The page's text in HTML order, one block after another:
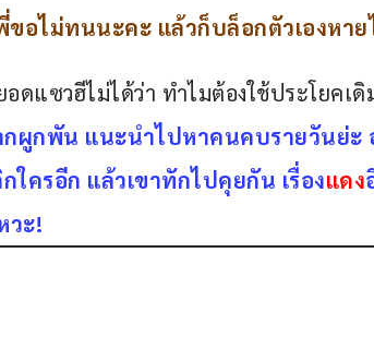
ขอไม่ทนนะคะ แล้วก็บล็อกตัวเองหาย
ดแซวฮีไม่ได้ว่า ทำไมต้องใช้ประโยคเ
ผูกพัน แนะนำไปหาคนคบรายวันย่ะ
ใครอีก แล้วเขาทักไปคุยกัน เรื่องแดง
วะ!